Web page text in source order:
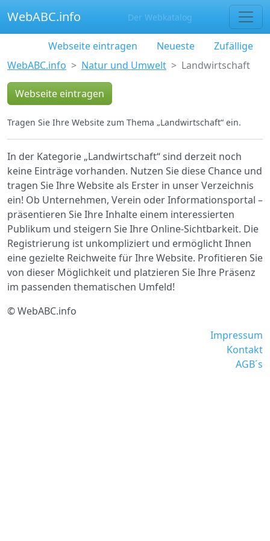
WebABC.info Der Webkatalog
Webseite eintragen Neueste
Zufällige
WebABC.info
Natur und Umwelt Landwirtschaft
Webseite eintragen
Tragen Sie Ihre Website zum Thema „Landwirtschaft“ ein.
In der Kategorie „Landwirtschaft“ sind derzeit noch
keine Einträge vorhanden. Nutzen Sie diese Chance und
tragen Sie Ihre Website als Erster in unser Verzeichnis
ein! Ob Unternehmen, Verein oder Informationsportal –
präsentieren Sie Ihre Inhalte einem interessierten
Publikum und steigern Sie Ihre Online-Sichtbarkeit. Die
Registrierung ist unkompliziert und ermöglicht Ihnen
eine gezielte Reichweite für Ihre Website. Profitieren Sie
von dieser Möglichkeit und platzieren Sie Ihre Präsenz
im passenden thematischen Umfeld!
© WebABC.info
Impressum
Kontakt
AGB´s